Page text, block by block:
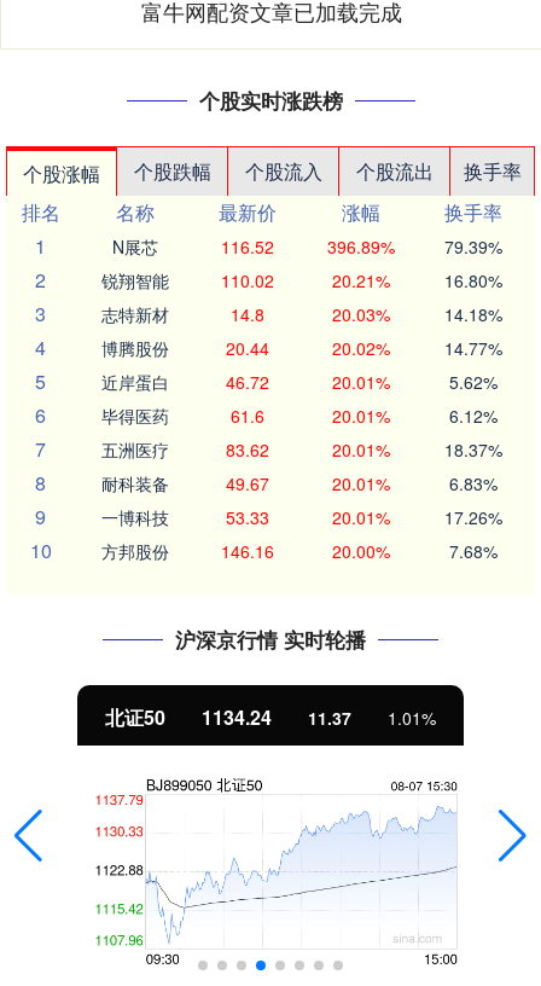
富牛网配资文章已加载完成
个股实时涨跌榜
个股涨幅 个股跌幅 个股流入 个股流出
换手率
排名
名称 最新价 涨幅
换手率
1
N展芯 116.52 396.89% 79.39%
2 锐翔智能 110.02 20.21% 16.80%
3 志特新材 14.8 20.03% 14.18%
4 博腾股份 20.44 20.02% 14.77%
5 近岸蛋白 46.72 20.01% 5.62%
6 毕得医药 61.6 20.01% 6.12%
7 五洲医疗 83.62 20.01% 18.37%
8 耐科装备 49.67 20.01% 6.83%
9 一博科技 53.33 20.01% 17.26%
10 方邦股份 146.16 20.00% 7.68%
沪深京行情 实时轮播
北证50 1134.24 11.37 1.01%